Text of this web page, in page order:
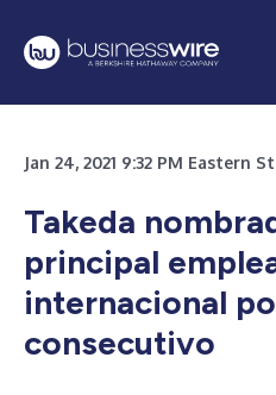
Jan 24, 2021 9:32 PM Eastern
Takeda
principal
internacional
consecutivo